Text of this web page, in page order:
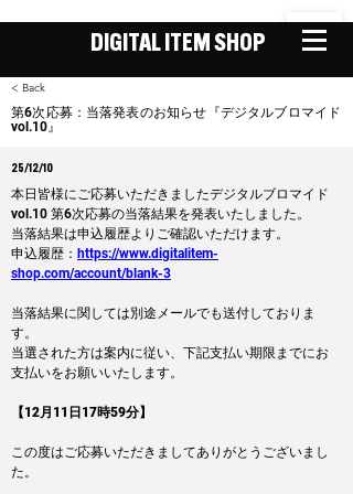
DIGITAL ITEM SHOP
< Back
第6次応募：当落発表のお知らせ『デジタルブロマイド
vol.10』
25/12/10
本日皆様にご応募いただきましたデジタルブロマイド
vol.10 第6次応募の当落結果を発表いたしました。
当落結果は申込履歴よりご確認いただけます。
申込履歴： https://www.digitalitem-
shop.com/account/blank-3
当落結果に関しては別途メールでも送付しておりま
す。
当選された方は案内に従い、下記支払い期限までにお
支払いをお願いいたします。
【12月11日17時59分】
この度はご応募いただきましてありがとうございまし
た。